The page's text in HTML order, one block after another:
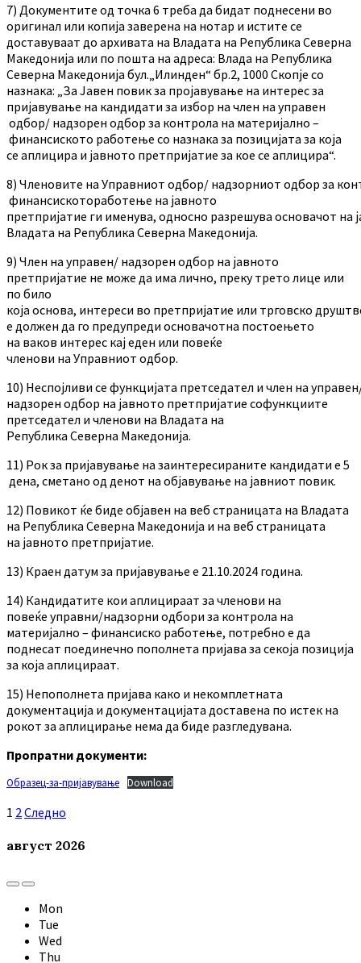
7) Документите од точка 6 треба да бидат поднесени во
оригинал или копија заверена на нотар и истите се
доставуваат до архивата на Владата на Република Северна
Македонија или по пошта на адреса: Влада на Република
Северна Македонија бул.„Илинден“ бр.2, 1000 Скопје со
назнака: „За Јавен повик за пројавување на интерес за
пријавување на кандидати за избор на член на управен
одбор/ надзорен одбор за контрола на материјално –
финансиското работење со назнака за позицијата за која
се аплицира и јавното претпријатие за кое се аплицира“.
8) Членовите на Управниот одбор/ надзорниот одбор за
финансискотоработење на јавното
претпријатие ги именува, односно разрешува основачот на
Владата на Република Северна Македонија.
9) Член на управен/ надзорен одбор на јавното
претпријатие не може да има лично, преку трето лице или
по било
која основа, интереси во претпријатие или трговско
е должен да го предупреди основачотна постоењето
на ваков интерес кај еден или повеќе
членови на Управниот одбор.
10) Неспојливи се функцијата претседател и член на
надзорен одбор на јавното претпријатие софункциите
претседател и членови на Владата на
Република Северна Македонија.
11) Рок за пријавување на заинтересираните кандидати е 5
дена, сметано од денот на објавување на јавниот повик.
12) Повикот ќе биде објавен на веб страницата на Владата
на Република Северна Македонија и на веб страницата
на јавното претпријатие.
13) Краен датум за пријавување е 21.10.2024 година.
14) Кандидатите кои аплицираат за членови на
повеќе управни/надзорни одбори за контрола на
материјално – финансиско работење, потребно е да
поднесат поединечно пополнета пријава за секоја позиција
за која аплицираат.
15) Непополнета пријава како и некомплетната
документација и документацијата доставена по истек на
рокот за аплицирање нема да биде разгледувана.
Пропратни документи:
Образец-за-пријавување Download
Навигација
на
1 2Следно
август 2026
Previous
Month
Next
Month
Mon
Tue
Wed
Thu